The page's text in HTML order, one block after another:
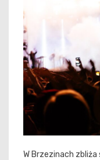
W Brzezinach